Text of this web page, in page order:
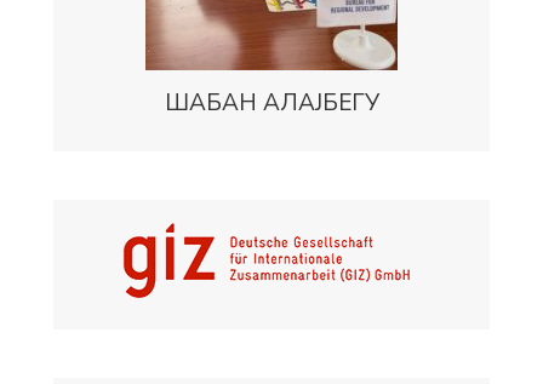
ШАБАН АЛАЈБЕГУ